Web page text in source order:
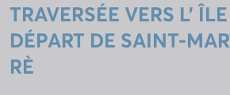
TRAVERSÉE VERS L'
DÉPART DE SAINT-
RÈ